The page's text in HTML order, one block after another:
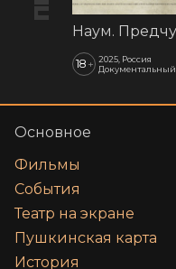
18 + 2025, Россия
Документальный
Основное
Фильмы
События
Театр на экране
Пушкинская карта
История